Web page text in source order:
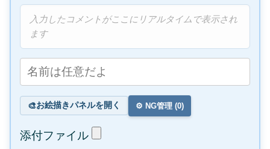
入力したコメントがここにリアルタイムで表示され
ます
🎨お絵描きパネルを開く ⚙️ NG管理 (0)
添付ファイル